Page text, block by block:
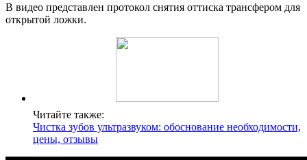
В видео представлен протокол снятия оттиска трансфером для
открытой ложки.
Читайте также:
Чистка зубов ультразвуком: обоснование необходимости,
цены, отзывы